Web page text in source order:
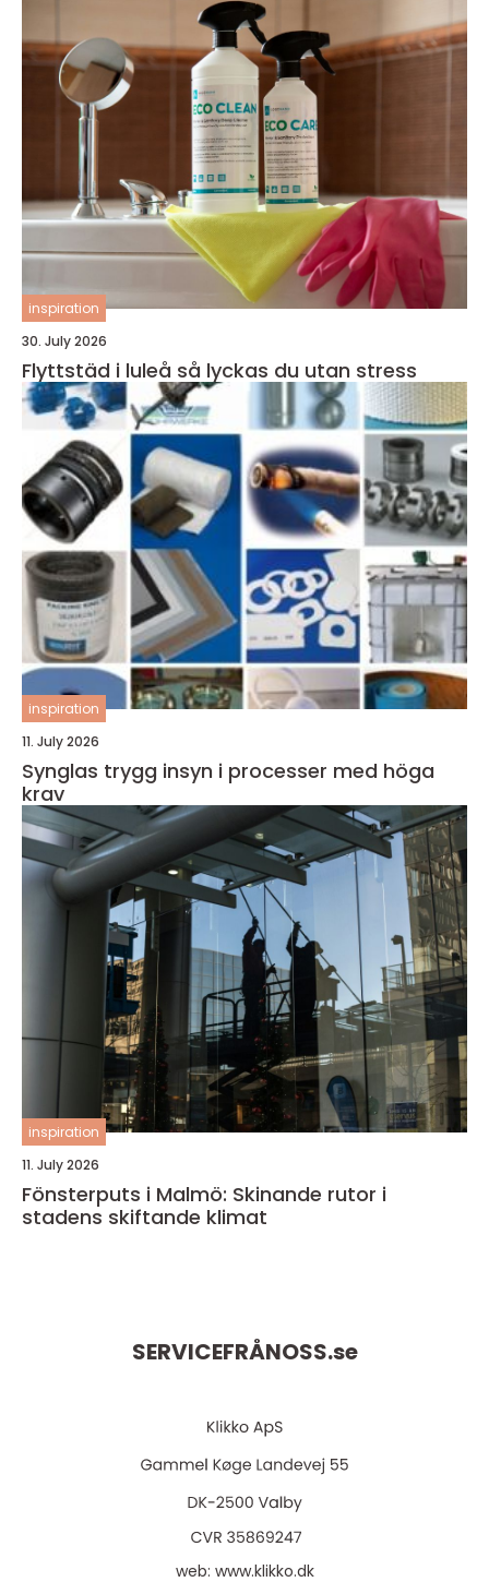
inspiration
30. July 2026
Flyttstäd i luleå så lyckas du utan stress
inspiration
11. July 2026
Synglas trygg insyn i processer med höga
krav
inspiration
11. July 2026
Fönsterputs i Malmö: Skinande rutor i
stadens skiftande klimat
SERVICEFRÅNOSS.se
web: www.klikko.dk